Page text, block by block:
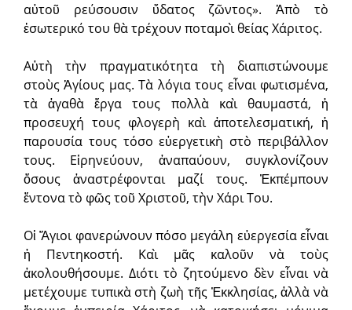
αὐτοῦ ρεύσουσιν ὕδατος ζῶντος». Ἀπὸ τὸ
ἐσωτερικό του θὰ τρέχουν ποταμοὶ θείας Χάριτος.
Αὐτὴ τὴν πραγματικότητα τὴ διαπιστώνουμε
στοὺς Ἁγίους μας. Τὰ λόγια τους εἶναι φωτισμένα,
τὰ ἀγαθὰ ἔργα τους πολλὰ καὶ θαυμαστά, ἡ
προσευχή τους φλογερὴ καὶ ἀποτελεσματική, ἡ
παρουσία τους τόσο εὐεργετικὴ στὸ περιβάλλον
τους. Εἰρηνεύουν, ἀναπαύουν, συγκλονίζουν
ὅσους ἀναστρέφον­ται μαζί τους. Ἐκπέμπουν
ἔντονα τὸ φῶς τοῦ Χριστοῦ, τὴν Χάρι Του.
Οἱ Ἅγιοι φανερώνουν πόσο μεγάλη εὐεργεσία εἶναι
ἡ Πεντηκοστή. Καὶ μᾶς καλοῦν νὰ τοὺς
ἀκολουθήσουμε. Διότι τὸ ζητούμενο δὲν εἶναι νὰ
μετέχουμε τυπικὰ στὴ ζωὴ τῆς Ἐκκλησίας, ἀλλὰ νὰ